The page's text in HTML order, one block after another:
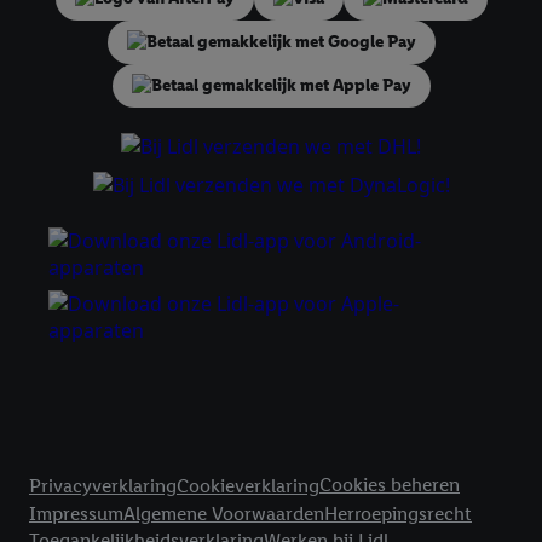
PrivacyverklaringCookieverklaringCookies beheren
ImpressumAlgemene VoorwaardenHerroepingsrecht
samengevoegd met andere identifiers of met identifiers die
door Criteo S.A. aan jou zijn toegewezen.
Als je hiervoor toestemming geeft, dan kunnen retargeting
eerder interesse hebt getoond (bijvoorbeeld door het product
in een winkelmandje van een online winkel te plaatsen maar het
niet te kopen). De retargeting advertenties kunnen op
verschillende eindapparaten en binnen verschillende Lidl-
diensten worden weergegeven, als verschillende eindapparaten
en Lidl-diensten, met behulp van jouw gehashte e-mailadres en
met eventuele andere identifiers of met identifiers waarover
Criteo S.A. beschikt, aan jou kunnen worden toegewezen.
Door te klikken op "Weigeren", kies je voor de optie dat er enkel
technisch noodzakelijke cookies en vergelijkbare technieken